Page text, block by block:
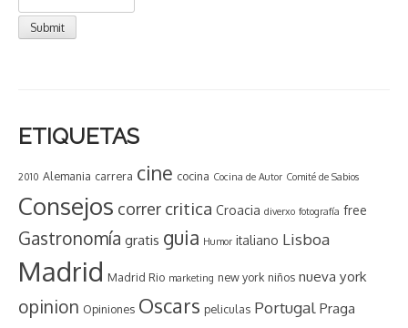
ETIQUETAS
2010 Alemania carrera cine cocina Cocina de Autor Comité de Sabios
Consejos correr critica Croacia diverxo fotografía free
Gastronomía gratis guia Humor italiano Lisboa
Madrid Madrid Rio marketing new york niños nueva york
opinion Opiniones Oscars peliculas Portugal Praga